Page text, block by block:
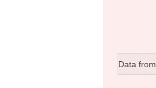
Data from